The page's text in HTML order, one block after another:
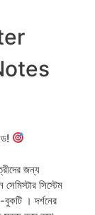
জন্য
সিস্টেম
। দর্শনের